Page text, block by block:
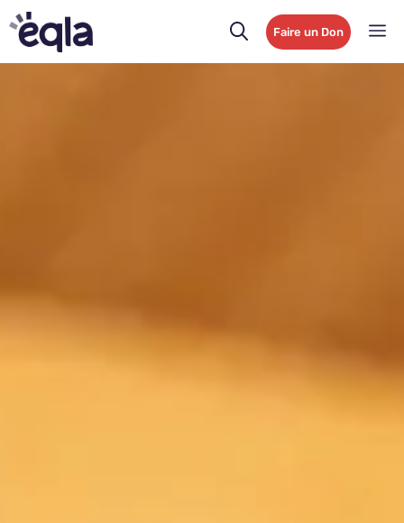
Faire un Don